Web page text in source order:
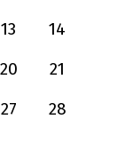
13
14
20
21
27
28